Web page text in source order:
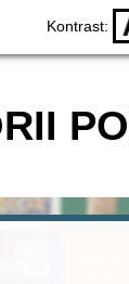
Kontrast: